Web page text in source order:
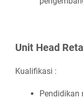
Unіt Hеаd
Kualifikasi :